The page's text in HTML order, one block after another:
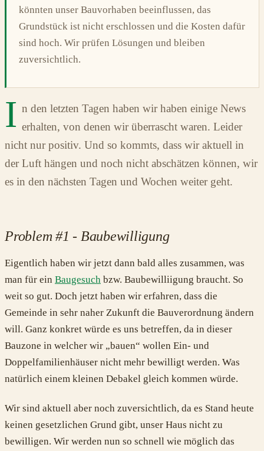
könnten unser Bauvorhaben beeinflussen, das
Grundstück ist nicht erschlossen und die Kosten dafür
sind hoch. Wir prüfen Lösungen und bleiben
zuversichtlich.
I n den letzten Tagen haben wir haben einige News
erhalten, von denen wir überrascht waren. Leider
nicht nur positiv. Und so kommts, dass wir aktuell in
der Luft hängen und noch nicht abschätzen können, wir
es in den nächsten Tagen und Wochen weiter geht.
Problem #1 - Baubewilligung
Eigentlich haben wir jetzt dann bald alles zusammen, was
man für ein Baugesuch bzw. Baubewilliigung braucht. So
weit so gut. Doch jetzt haben wir erfahren, dass die
Gemeinde in sehr naher Zukunft die Bauverordnung ändern
will. Ganz konkret würde es uns betreffen, da in dieser
Bauzone in welcher wir „bauen“ wollen Ein- und
Doppelfamilienhäuser nicht mehr bewilligt werden. Was
natürlich einem kleinen Debakel gleich kommen würde.
Wir sind aktuell aber noch zuversichtlich, da es Stand heute
keinen gesetzlichen Grund gibt, unser Haus nicht zu
bewilligen. Wir werden nun so schnell wie möglich das